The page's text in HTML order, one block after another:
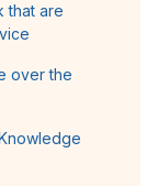
that are
over the